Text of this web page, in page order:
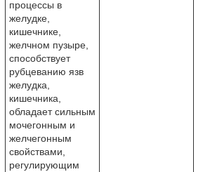
процессы в
желудке,
кишечнике,
желчном пузыре,
способствует
рубцеванию язв
желудка,
кишечника,
обладает сильным
мочегонным и
желчегонным
свойствами,
регулирующим